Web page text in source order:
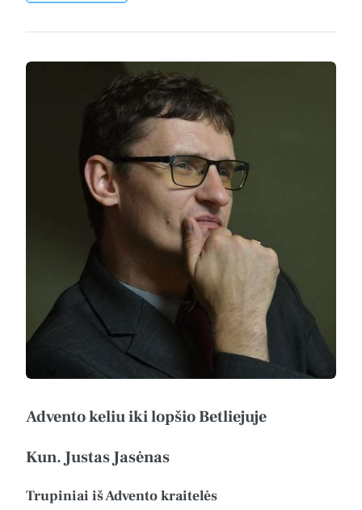
Advento keliu iki lopšio Betliejuje
Kun. Justas Jasėnas
Trupiniai iš Advento kraitelės